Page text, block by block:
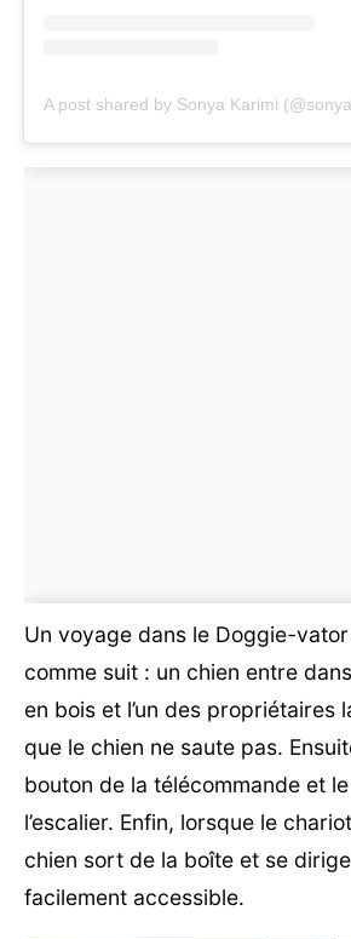
A post shared by Sonya Karimi
Un voyage dans le Doggie-
comme suit : un chien entre
en bois et l’un des propriétaires
que le chien ne saute pas.
bouton de la télécommande et
l’escalier. Enfin, lorsque le
chien sort de la boîte et se
facilement accessible.